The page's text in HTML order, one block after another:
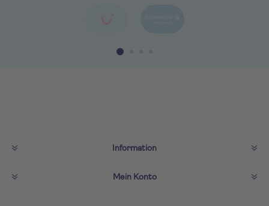
Information
Mein Konto